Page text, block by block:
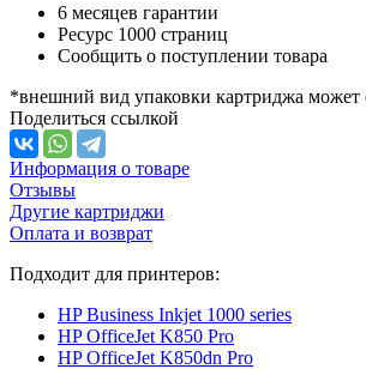
6 месяцев гарантии
Ресурс 1000 страниц
Сообщить о поступлении товара
*внешний вид упаковки картриджа может
Поделиться ссылкой
Информация о товаре
Отзывы
Другие картриджи
Оплата и возврат
Подходит для принтеров:
HP Business Inkjet 1000 series
HP OfficeJet K850 Pro
HP OfficeJet K850dn Pro